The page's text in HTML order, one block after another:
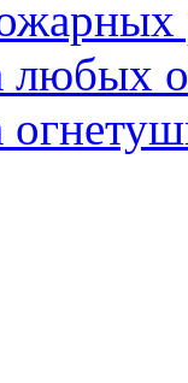
любых